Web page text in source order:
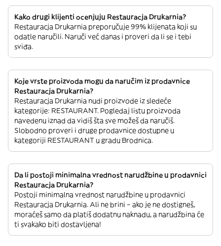
Kako drugi klijenti ocenjuju Restauracja Drukarnia?
Restauracja Drukarnia preporučuje 99% klijenata koji su
odatle naručili. Naruči već danas i proveri da li se i tebi
sviđa.
Koje vrste proizvoda mogu da naručim iz prodavnice
Restauracja Drukarnia?
Restauracja Drukarnia nudi proizvode iz sledeće
kategorije: RESTAURANT. Pogledaj listu proizvoda
navedenu iznad da vidiš šta sve možeš da naručiš.
Slobodno proveri i druge prodavnice dostupne u
kategoriji RESTAURANT u gradu Brodnica.
Da li postoji minimalna vrednost narudžbine u prodavnici
Restauracja Drukarnia?
Postoji minimalna vrednost narudžbine u prodavnici
Restauracja Drukarnia. Ali ne brini – ako je ne dostigneš,
moraćeš samo da platiš dodatnu naknadu, a narudžbina će
ti svakako biti dostavljena!